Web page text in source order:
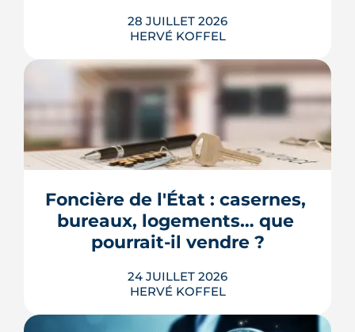
28 JUILLET 2026
HERVÉ KOFFEL
Longtemps clos derrière les murs de
l'hôpital Guillaume-Régnier, le Bois-
Perrin s'ouvre enfin sur la ville. La
redessinera tout un pan du quartier
Jeanne-d'Arc jusqu'en 2030.
LIRE L'ARTICLE
Foncière de l'État : casernes,
bureaux, logements… que
pourrait-il vendre ?
24 JUILLET 2026
HERVÉ KOFFEL